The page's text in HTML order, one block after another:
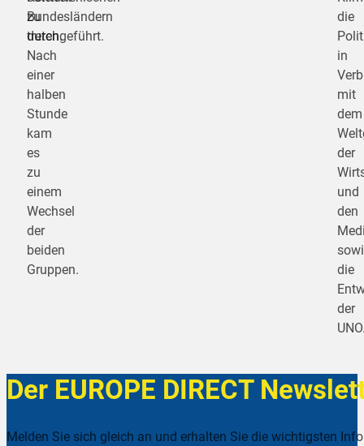
Bundesländern
durchgeführt.
zu
treten.
Nach
einer
halben
Stunde
kam
es
zu
einem
Wechsel
der
beiden
Gruppen.
die
in
mit
dem
der
und
den
die
der
Der EUROPE DIRECT
Melden Sie sich gleich an und erhalten Sie die wichtigsten